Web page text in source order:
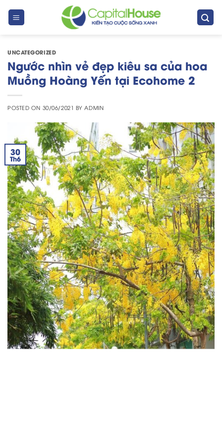
UNCATEGORIZED
Ngước nhìn vẻ đẹp kiêu sa của hoa
Muồng Hoàng Yến tại Ecohome 2
POSTED ON 30/06/2021 BY ADMIN
30
Th6